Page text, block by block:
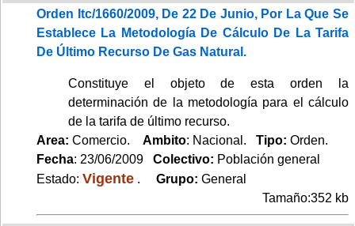
Orden Itc/1660/2009, De 22 De Junio, Por La Que Se
Establece La Metodología De Cálculo De La Tarifa
De Último Recurso De Gas Natural.
Constituye el objeto de esta orden la
determinación de la metodología para el cálculo
de la tarifa de último recurso.
Area: Comercio. Ambito: Nacional. Tipo: Orden.
Fecha: 23/06/2009 Colectivo: Población general
Estado: Vigente . Grupo: General
Tamaño:352 kb